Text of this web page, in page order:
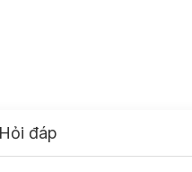
Hỏi đáp